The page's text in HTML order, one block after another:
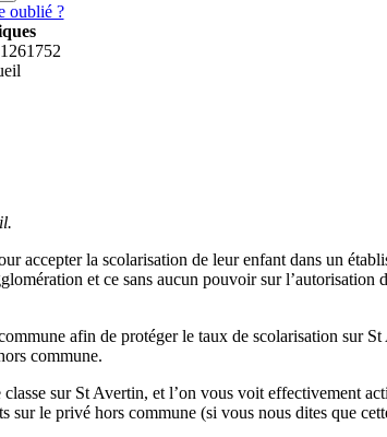
oublié ?
1261752
accepter la scolarisation de leur enfant dans un
et ce sans aucun pouvoir sur l’autorisation
afin de protéger le taux de scolarisation sur
commune.
sur St Avertin, et l’on vous voit effectivement
le privé hors commune (si vous nous dites que